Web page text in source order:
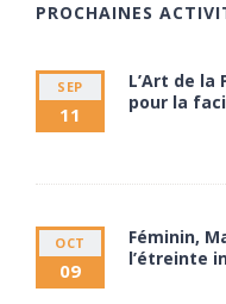
PROCHAINES
SEP
11
L’Art de
pour la
OCT
09
Féminin,
l’étreinte